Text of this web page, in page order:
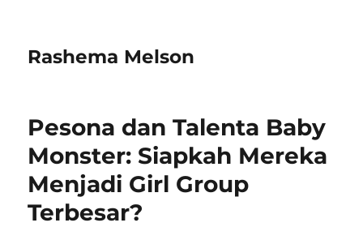
Rashema Melson
Pesona dan Talenta Baby
Monster: Siapkah Mereka
Menjadi Girl Group
Terbesar?